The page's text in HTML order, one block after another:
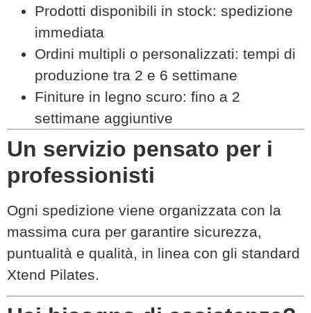
Prodotti disponibili in stock: spedizione
immediata
Ordini multipli o personalizzati: tempi di
produzione tra 2 e 6 settimane
Finiture in legno scuro: fino a 2
settimane aggiuntive
Un servizio pensato per i
professionisti
Ogni spedizione viene organizzata con la
massima cura per garantire sicurezza,
puntualità e qualità, in linea con gli standard
Xtend Pilates.